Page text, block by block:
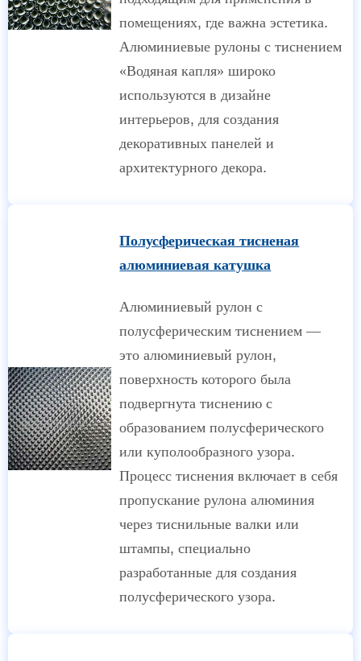
помещениях, где важна эстетика.
Алюминиевые рулоны с тиснением
«Водяная капля» широко
используются в дизайне
интерьеров, для создания
декоративных панелей и
архитектурного декора.
Полусферическая тисненая
алюминиевая катушка
Алюминиевый рулон с
полусферическим тиснением —
это алюминиевый рулон,
поверхность которого была
подвергнута тиснению с
образованием полусферического
или куполообразного узора.
Процесс тиснения включает в себя
пропускание рулона алюминия
через тиснильные валки или
штампы, специально
разработанные для создания
полусферического узора.